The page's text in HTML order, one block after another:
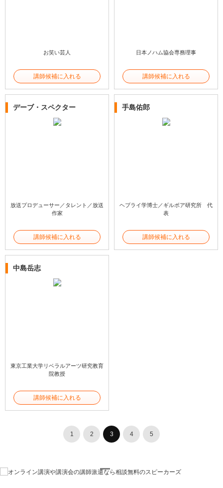
お笑い芸人
講師候補に入れる
日本ノハム協会専務理事
講師候補に入れる
デーブ・スペクター
放送プロデューサー／タレント／放送
作家
講師候補に入れる
手島佑郎
ヘブライ学博士／ギルボア研究所 代
表
講師候補に入れる
中島岳志
東京工業大学リベラルアーツ研究教育
院教授
講師候補に入れる
1 2 3 4 5